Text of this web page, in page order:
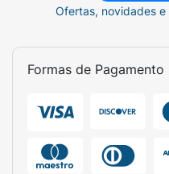
Ofertas, novidades
Formas de Pagamento